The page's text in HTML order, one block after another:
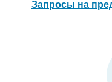
Запросы на